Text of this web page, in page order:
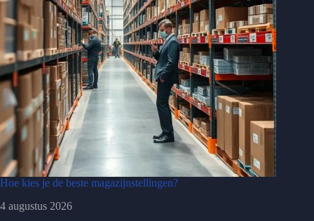
Hoe kies je de beste magazijnstellingen?
4 augustus 2026